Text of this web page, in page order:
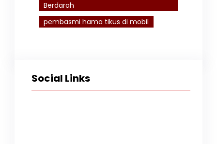
Berdarah
pembasmi hama tikus di mobil
Social Links